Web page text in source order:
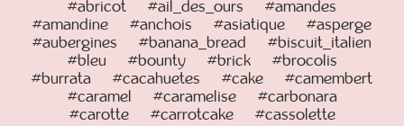
#abricot
#ail_des_ours
#amandes
#amandine
#anchois #asiatique
#asperge
#aubergines
#banana_bread
#biscuit_italien
#bleu
#bounty #brick
#brocolis
#burrata
#cacahuetes #cake
#camembert
#caramel
#caramelise
#carbonara
#carotte
#carrotcake
#cassolette